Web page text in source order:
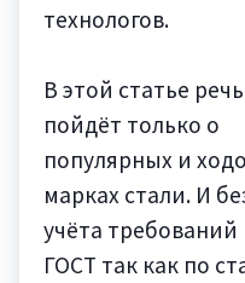
технологов.
В этой статье речь
пойдёт только о
популярных и
марках стали. И
учёта требований
ГОСТ так как по